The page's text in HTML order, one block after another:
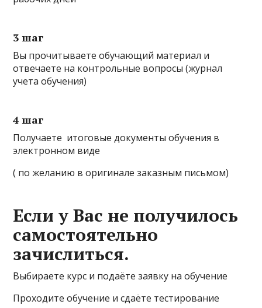
3 шаг
Вы прочитываете обучающий материал и
отвечаете на контрольные вопросы (журнал
учета обучения)
4 шаг
Получаете итоговые документы обучения в
электронном виде
( по желанию в оригинале заказным письмом)
Если у Вас не получилось
самостоятельно
зачислиться.
Выбираете курс и подаёте заявку на обучение
Проходите обучение и сдаёте тестирование